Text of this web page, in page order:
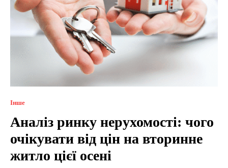
Інше
Аналіз ринку нерухомості: чого
очікувати від цін на вторинне
житло цієї осені